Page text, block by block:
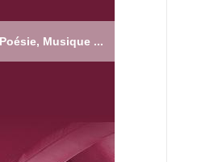
Musique ...